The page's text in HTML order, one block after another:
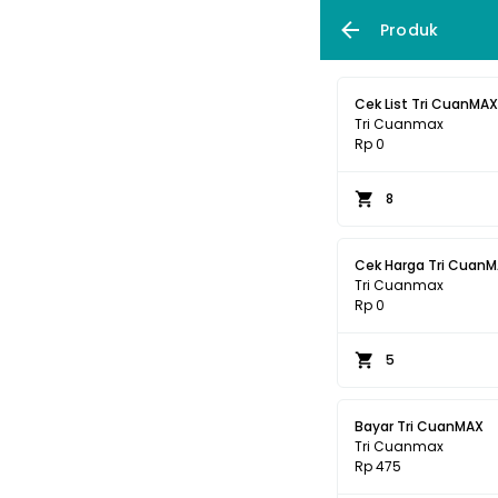
Produk
Cek List Tri CuanMAX
Tri Cuanmax
Rp 0
8
Cek Harga Tri
Tri Cuanmax
Rp 0
5
Bayar Tri CuanMAX
Tri Cuanmax
Rp 475